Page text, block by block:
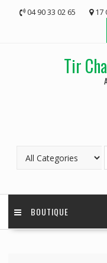
04 90 33 02 65
17
Tir
BOUTIQUE